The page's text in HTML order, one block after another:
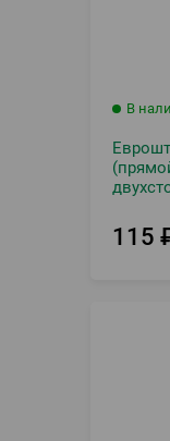
В
115